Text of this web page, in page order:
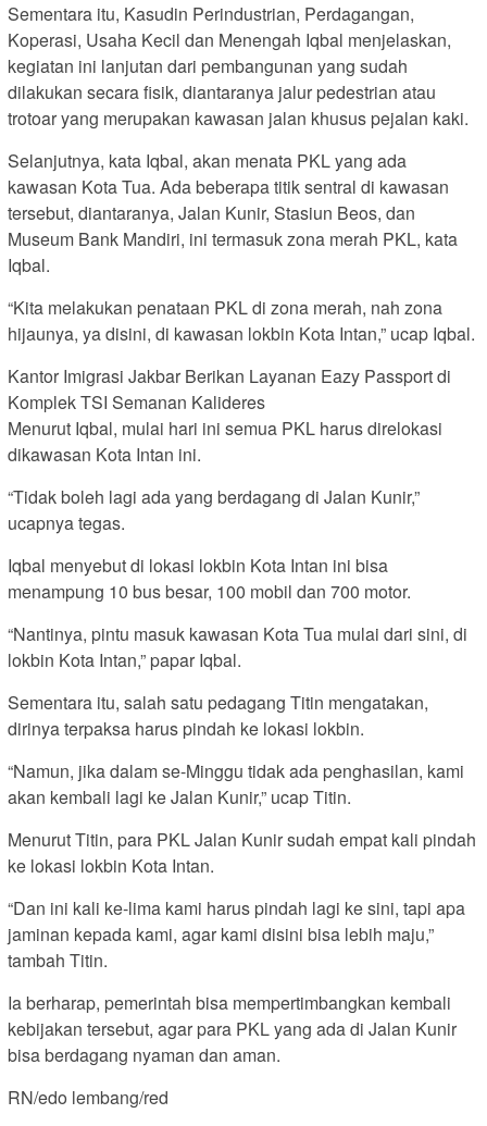
Sementara itu, Kasudin Perindustrian, Perdagangan,
Koperasi, Usaha Kecil dan Menengah Iqbal menjelaskan,
kegiatan ini lanjutan dari pembangunan yang sudah
dilakukan secara fisik, diantaranya jalur pedestrian atau
trotoar yang merupakan kawasan jalan khusus pejalan kaki.
Selanjutnya, kata Iqbal, akan menata PKL yang ada
kawasan Kota Tua. Ada beberapa titik sentral di kawasan
tersebut, diantaranya, Jalan Kunir, Stasiun Beos, dan
Museum Bank Mandiri, ini termasuk zona merah PKL, kata
Iqbal.
“Kita melakukan penataan PKL di zona merah, nah zona
hijaunya, ya disini, di kawasan lokbin Kota Intan,” ucap Iqbal.
Kantor Imigrasi Jakbar Berikan Layanan Eazy Passport di
Komplek TSI Semanan Kalideres
Menurut Iqbal, mulai hari ini semua PKL harus direlokasi
dikawasan Kota Intan ini.
“Tidak boleh lagi ada yang berdagang di Jalan Kunir,”
ucapnya tegas.
Iqbal menyebut di lokasi lokbin Kota Intan ini bisa
menampung 10 bus besar, 100 mobil dan 700 motor.
“Nantinya, pintu masuk kawasan Kota Tua mulai dari sini, di
lokbin Kota Intan,” papar Iqbal.
Sementara itu, salah satu pedagang Titin mengatakan,
dirinya terpaksa harus pindah ke lokasi lokbin.
“Namun, jika dalam se-Minggu tidak ada penghasilan, kami
akan kembali lagi ke Jalan Kunir,” ucap Titin.
Menurut Titin, para PKL Jalan Kunir sudah empat kali pindah
ke lokasi lokbin Kota Intan.
“Dan ini kali ke-lima kami harus pindah lagi ke sini, tapi apa
jaminan kepada kami, agar kami disini bisa lebih maju,”
tambah Titin.
Ia berharap, pemerintah bisa mempertimbangkan kembali
kebijakan tersebut, agar para PKL yang ada di Jalan Kunir
bisa berdagang nyaman dan aman.
RN/edo lembang/red